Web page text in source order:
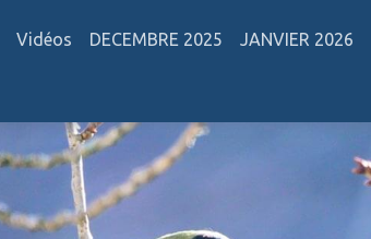
Vidéos DECEMBRE 2025 JANVIER 2026